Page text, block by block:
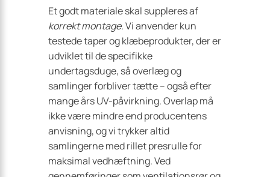
Et godt materiale skal suppleres af
korrekt montage. Vi anvender kun
testede taper og klæbeprodukter, der er
udviklet til de specifikke
undertagsduge, så overlæg og
samlinger forbliver tætte – også efter
mange års UV-påvirkning. Overlap må
ikke være mindre end producentens
anvisning, og vi trykker altid
samlingerne med rillet presrulle for
maksimal vedhæftning. Ved